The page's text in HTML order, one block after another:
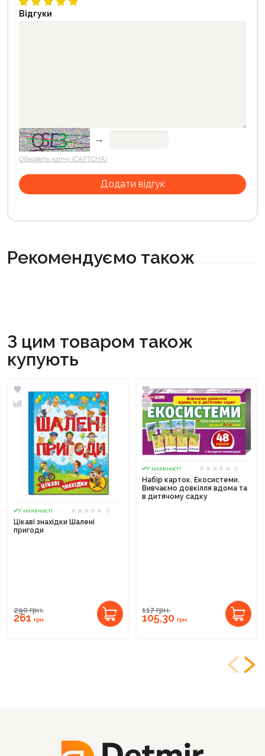
Відгуки
→
Обновить капчу (CAPTCHA)
Рекомендуємо також
З цим товаром також
купують
У наявності
0
Цікаві знахідки Шалені
пригоди
290грн.
261грн.
У наявності
0
Набір карток. Екосистеми.
Вивчаємо довкілля вдома та
в дитячому садку
117грн.
105,30 грн.